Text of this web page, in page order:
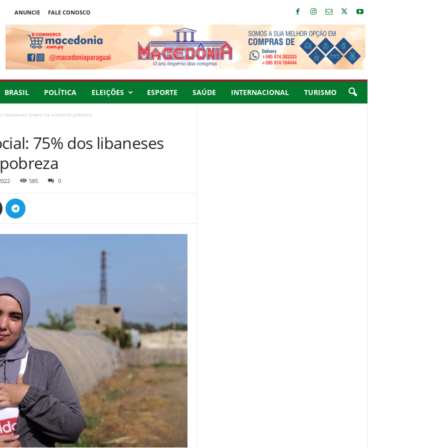
ANUNCIE
FALE CONOSCO
BRASIL POLÍTICA ELEIÇÕES ESPORTE SAÚDE INTERNACIONAL TURISMO
libaneses vivem na extrema pobreza
75% dos libaneses
585 0